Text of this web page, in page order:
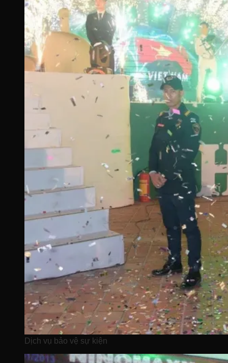
Dịch vụ bảo vệ sự kiện